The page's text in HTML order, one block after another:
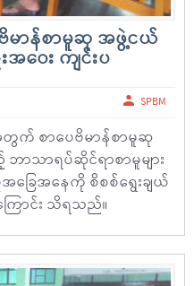
မာန်စာမူဆု အဖွဲ့ငယ်
ေး ကျင်းပ
SPBM
က် စာပေဗိမာန်စာမူဆု
ာသာရပ်ဆိုင်ရာစာမူများ
ြေအနေကို စိစစ်ရွေးချယ်
ြောင်း သိရသည်။